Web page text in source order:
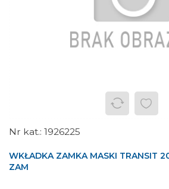
1926225
WKŁADKA ZAMKA MASKI TRANSIT
ZAM